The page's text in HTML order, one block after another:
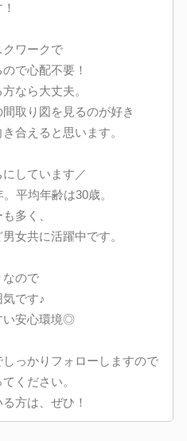
クワークで
で心配不要！
なら大丈夫。
取り図を見るのが好き
合えると思います。
しています／
平均年齢は30歳。
多く、
女共に活躍中です。
なので
です♪
い安心環境◎
っかりフォローしますので
ください。
方は、ぜひ！